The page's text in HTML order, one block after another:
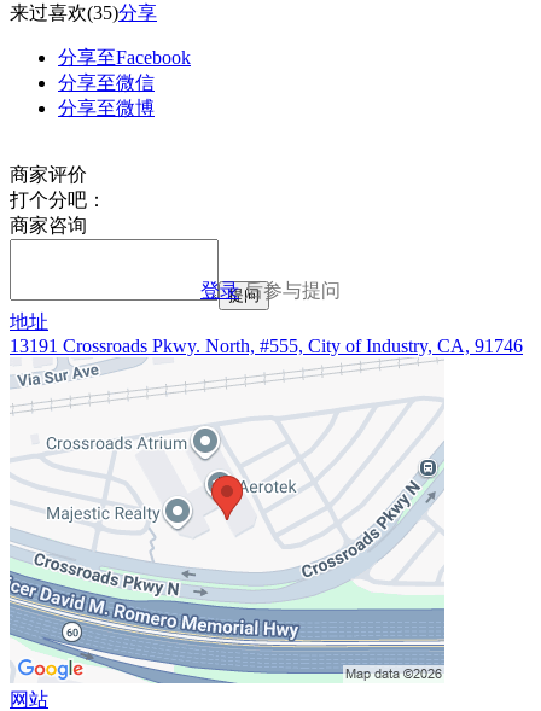
来过喜欢(35)分享
分享至Facebook
分享至微信
分享至微博
商家评价
打个分吧：
商家咨询
登录后参与提问
提问
地址
13191 Crossroads Pkwy. North, #555, City of Industry, CA, 91746
网站